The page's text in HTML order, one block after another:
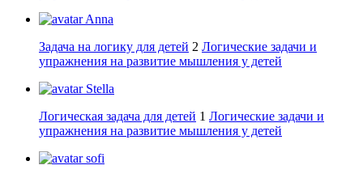
Anna
Задача на логику для детей 2 Логические задачи и
упражнения на развитие мышления у детей
Stella
Логическая задача для детей 1 Логические задачи и
упражнения на развитие мышления у детей
sofi